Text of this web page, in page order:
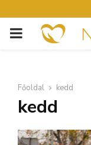
PRIMARY
Főoldal kedd
kedd